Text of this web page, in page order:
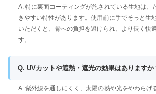
A. 特に裏面コーティングが施されている生地は、
きやすい特性があります。使用前に手でそっと生
いただくと、骨への負担を避けられ、より長く快
す。
Q. UVカットや遮熱・遮光の効果はありますか
A. 紫外線を通しにくく、太陽の熱や光をやわらげ